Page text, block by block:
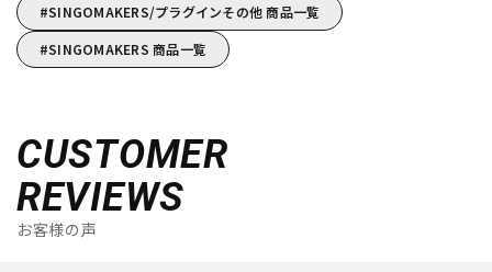
SINGOMAKERS/プラグインその他 商品一覧
SINGOMAKERS 商品一覧
CUSTOMER
REVIEWS
お客様の声